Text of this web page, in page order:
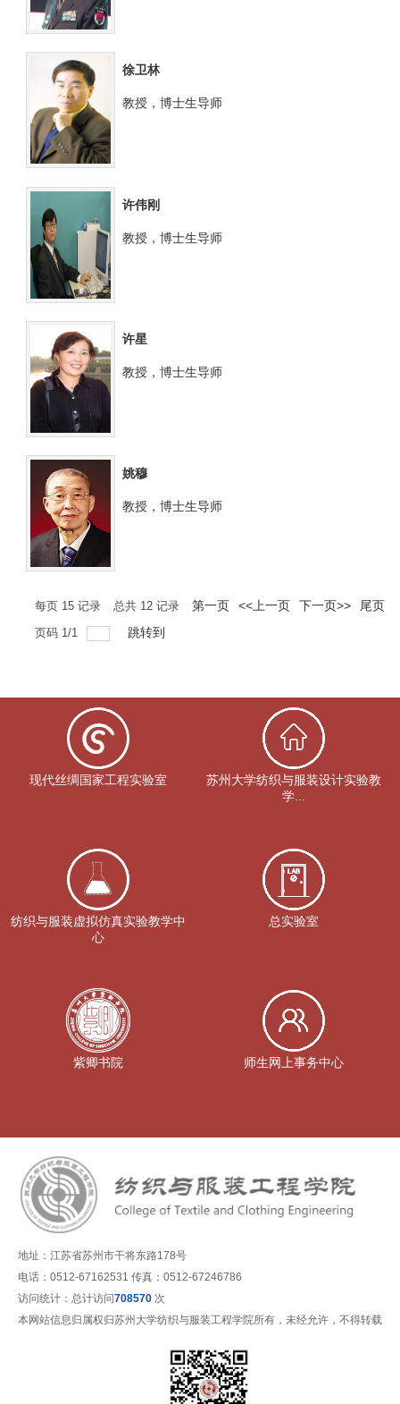
徐卫林
教授，博士生导师
许伟刚
教授，博士生导师
许星
教授，博士生导师
姚穆
教授，博士生导师
每页 15记录 总共 12记录 第一页 <<上一页 下一页>> 尾页
页码 1 /1 跳转到
现代丝绸国家工程实验室
苏州大学纺织与服装设计实验教
学...
纺织与服装虚拟仿真实验教学中
心
总实验室
紫卿书院 师生网上事务中心
地址：江苏省苏州市干将东路178号
电话：0512-67162531 传真：0512-67246786
访问统计：总计访问708570 次
本网站信息归属权归苏州大学纺织与服装工程学院所有，未经允许，不得转载